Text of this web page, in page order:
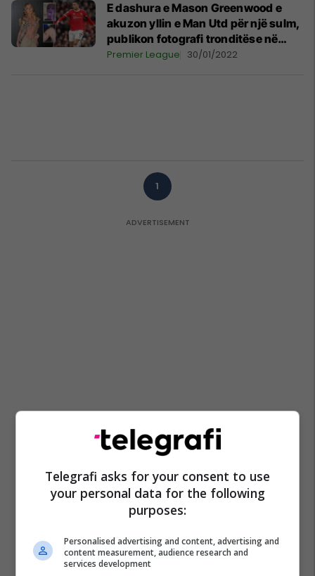
E dashura e Mason Greenwood e
akuzon yllin e Man Utd për një sulm,
publikon fotografi tronditëse në
Instagram
Premier League 30/01/2022
1
Telegrafi asks for your consent to use
your personal data for the following
purposes:
Personalised advertising and content, advertising and
content measurement, audience research and
services development